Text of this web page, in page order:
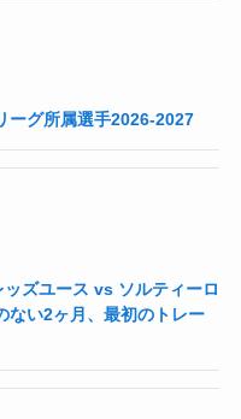
ーグ所属選手2026-2027
ッズユース vs ソルティーロ
ない2ヶ月、最初のトレー